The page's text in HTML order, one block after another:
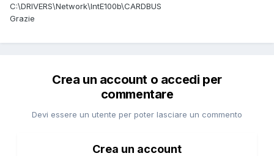
C:\DRIVERS\Network\IntE100b\CARDBUS
Grazie
Crea un account o accedi per
commentare
Devi essere un utente per poter lasciare un commento
Crea un account